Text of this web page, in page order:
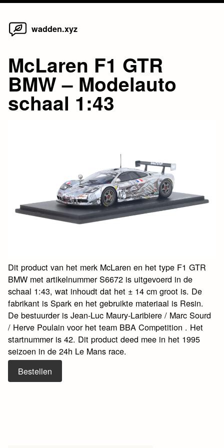
Skip
wadden.xyz
McLaren F1 GTR
BMW – Modelauto
schaal 1:43
Dit product van het merk McLaren en het type F1 GTR
BMW met artikelnummer S6672 is uitgevoerd in de
schaal 1:43, wat inhoudt dat het ± 14 cm groot is. De
fabrikant is Spark en het gebruikte materiaal is Resin.
De bestuurder is Jean-Luc Maury-Laribiere / Marc Sourd
/ Herve Poulain voor het team BBA Competition . Het
startnummer is 42. Dit product deed mee in het 1995
seizoen in de 24h Le Mans race.
Bestellen